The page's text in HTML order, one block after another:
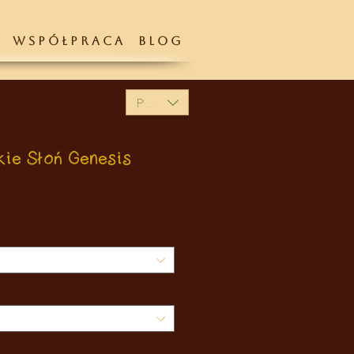
W S P Ó Ł P R A C A B L O G
PLN (zł)
Słoń Genesis